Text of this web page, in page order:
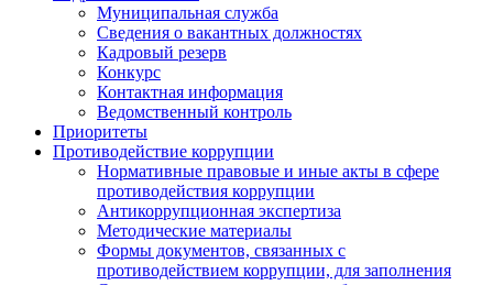
Муниципальная служба
Сведения о вакантных должностях
Кадровый резерв
Конкурс
Контактная информация
Ведомственный контроль
Приоритеты
Противодействие коррупции
Нормативные правовые и иные акты в сфере
противодействия коррупции
Антикоррупционная экспертиза
Методические материалы
Формы документов, связанных с
противодействием коррупции, для заполнения